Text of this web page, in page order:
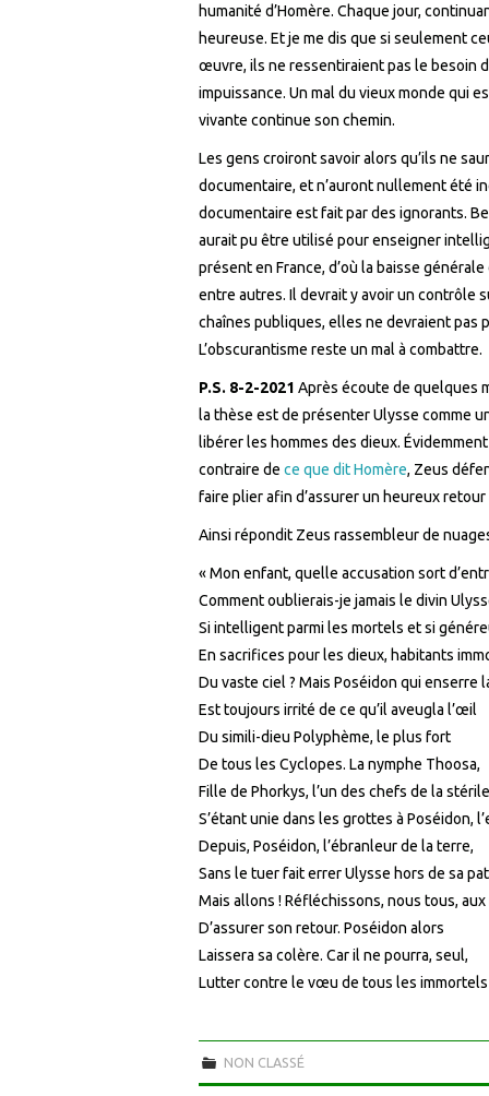
humanité d’Homère. Chaque jour,
heureuse. Et je me dis que si seulement
œuvre, ils ne ressentiraient pas le besoin
impuissance. Un mal du vieux monde qui
vivante continue son chemin.
Les gens croiront savoir alors qu’ils ne
documentaire, et n’auront nullement été
documentaire est fait par des ignorants.
aurait pu être utilisé pour enseigner
présent en France, d’où la baisse
entre autres. Il devrait y avoir un contrôle
chaînes publiques, elles ne devraient pas
L’obscurantisme reste un mal à combattre.
P.S. 8-2-2021 Après écoute de quelques
la thèse est de présenter Ulysse comme
libérer les hommes des dieux.
contraire de ce que dit Homère, Zeus
faire plier afin d’assurer un heureux retour
Ainsi répondit Zeus rassembleur de
« Mon enfant, quelle accusation sort
Comment oublierais-je jamais le divin
Si intelligent parmi les mortels et si
En sacrifices pour les dieux, habitants
Du vaste ciel ? Mais Poséidon qui enserre
Est toujours irrité de ce qu’il aveugla l’œil
Du simili-dieu Polyphème, le plus fort
De tous les Cyclopes. La nymphe Thoosa,
Fille de Phorkys, l’un des chefs de la
S’étant unie dans les grottes à Poséidon,
Depuis, Poséidon, l’ébranleur de la terre,
Sans le tuer fait errer Ulysse hors de sa
Mais allons ! Réfléchissons, nous tous, aux
D’assurer son retour. Poséidon alors
Laissera sa colère. Car il ne pourra, seul,
Lutter contre le vœu de tous les immortels
NON CLASSÉ